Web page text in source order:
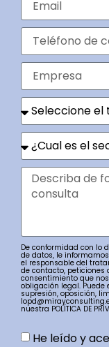
De conformidad con lo
de datos, le
el responsable del
de contacto, peticiones
consentimiento que
obligación legal. Puede
supresión, oposición,
nuestra POLÍTICA DE
He leído y